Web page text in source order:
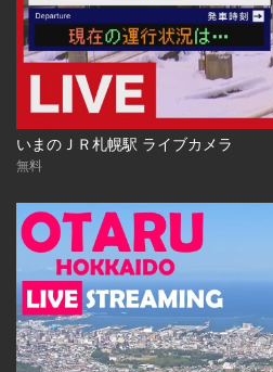
いまのＪＲ札幌駅 ライブカメラ
無料